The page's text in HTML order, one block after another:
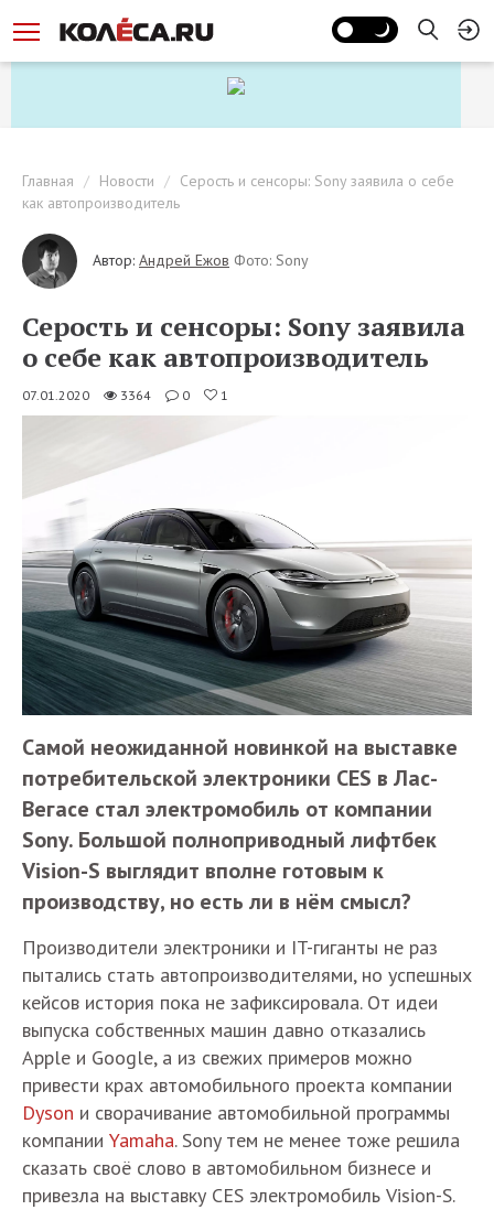
Главная Новости
Серость и сенсоры: Sony заявила о себе
как автопроизводитель
Автор: Андрей Ежов Фото: Sony
Серость и сенсоры: Sony заявила
о себе как автопроизводитель
07.01.2020 3364 0 1
Самой неожиданной новинкой на выставке
потребительской электроники CES в Лас-
Вегасе стал электромобиль от компании
Sony. Большой полноприводный лифтбек
Vision-S выглядит вполне готовым к
производству, но есть ли в нём смысл?
Производители электроники и IT-гиганты не раз
пытались стать автопроизводителями, но успешных
кейсов история пока не зафиксировала. От идеи
выпуска собственных машин давно отказались
Apple и Google, а из свежих примеров можно
привести крах автомобильного проекта компании
Dyson и сворачивание автомобильной программы
компании Yamaha. Sony тем не менее тоже решила
сказать своё слово в автомобильном бизнесе и
привезла на выставку CES электромобиль Vision-S.